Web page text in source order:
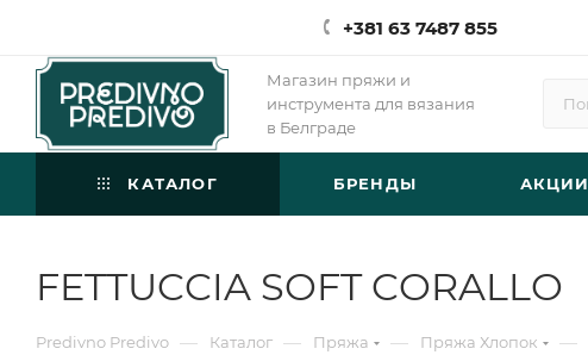
+381 63 7487 855
Магазин пряжи и
инструмента для вязания
в Белграде
КАТАЛОГ БРЕНДЫ АКЦИИ
FETTUCCIA SOFT CORALLO
Predivno Predivo — Каталог — Пряжа — Пряжа Хлопок —